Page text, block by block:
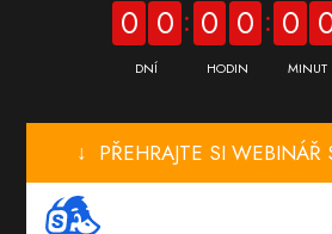
0 0
DNÍ
0 0
HODIN
0
MINUT
↓ PŘEHRAJTE SI